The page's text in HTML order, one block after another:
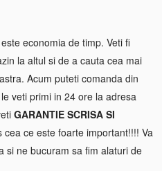
economia de timp. Veti fi
la altul si de a cauta cea mai
Acum puteti comanda din
veti primi in 24 ore la adresa
GARANTIE SCRISA SI
ce este foarte important!!!! Va
si ne bucuram sa fim alaturi de